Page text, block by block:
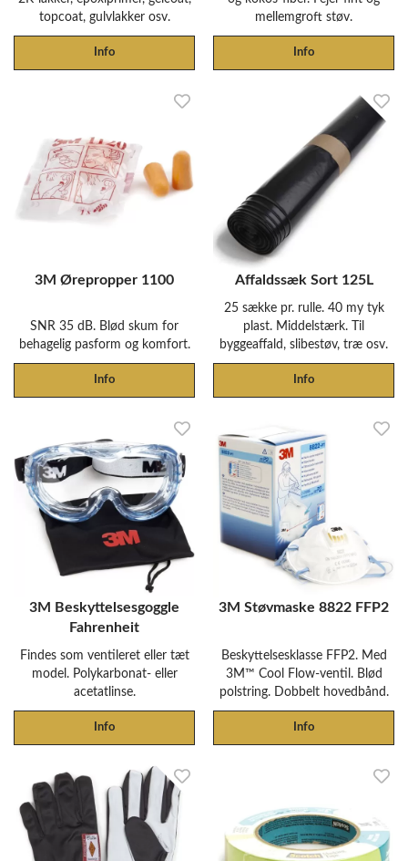
topcoat, gulvlakker osv.
Info
mellemgroft støv.
Info
3M Ørepropper 1100
SNR 35 dB. Blød skum for
behagelig pasform og komfort.
Info
Affaldssæk Sort 125L
25 sække pr. rulle. 40 my tyk
plast. Middelstærk. Til
byggeaffald, slibestøv, træ osv.
Info
3M Beskyttelsesgoggle
Fahrenheit
Findes som ventileret eller tæt
model. Polykarbonat- eller
acetatlinse.
Info
3M Støvmaske 8822 FFP2
Beskyttelsesklasse FFP2. Med
3M™ Cool Flow-ventil. Blød
polstring. Dobbelt hovedbånd.
Info